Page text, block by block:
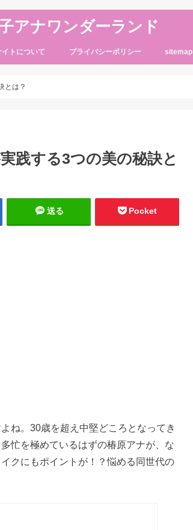
アナワンダーランド
イトについて プライバシーポリシー sitemap
とは？
践する3つの美の秘訣と
送る Pocket
ね。30歳を超え中堅どころとなってき
忙を極めているはずの椿原アナが、な
クにもポイントが！？悩める同世代の